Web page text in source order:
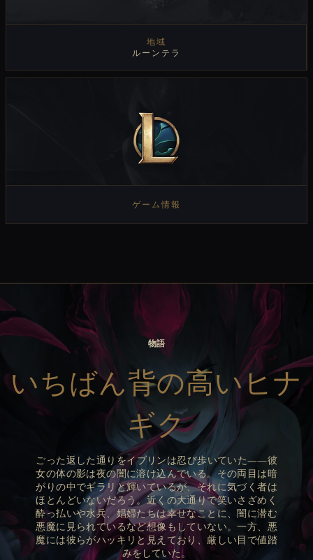
地域
ルーンテラ
ゲーム情報
物語
いちばん背の高いヒナ
ギク
ごった返した通りをイブリンは忍び歩いていた――彼
女の体の影は夜の闇に溶け込んでいる。その両目は暗
がりの中でギラリと輝いているが、それに気づく者は
ほとんどいないだろう。近くの大通りで笑いさざめく
酔っ払いや水兵、娼婦たちは幸せなことに、闇に潜む
悪魔に見られているなど想像もしていない。一方、悪
魔には彼らがハッキリと見えており、厳しい目で値踏
みをしていた。